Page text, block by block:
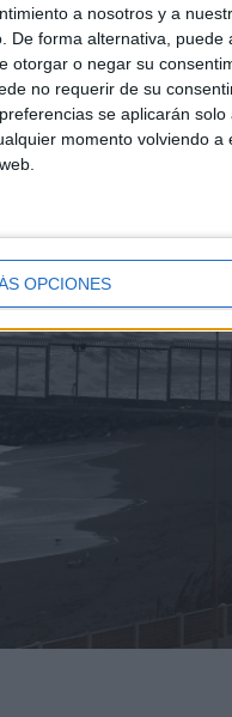
a nosotros y a
De forma alternativa,
otorgar o negar su
no requerir de su
se aplicarán
momento volviendo
OPCIONES